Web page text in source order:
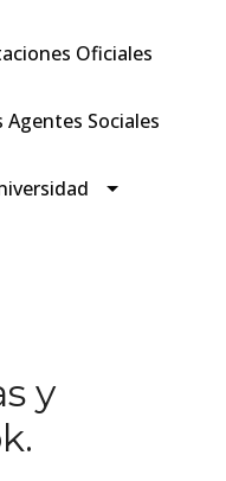
Oficiales
Sociales
y